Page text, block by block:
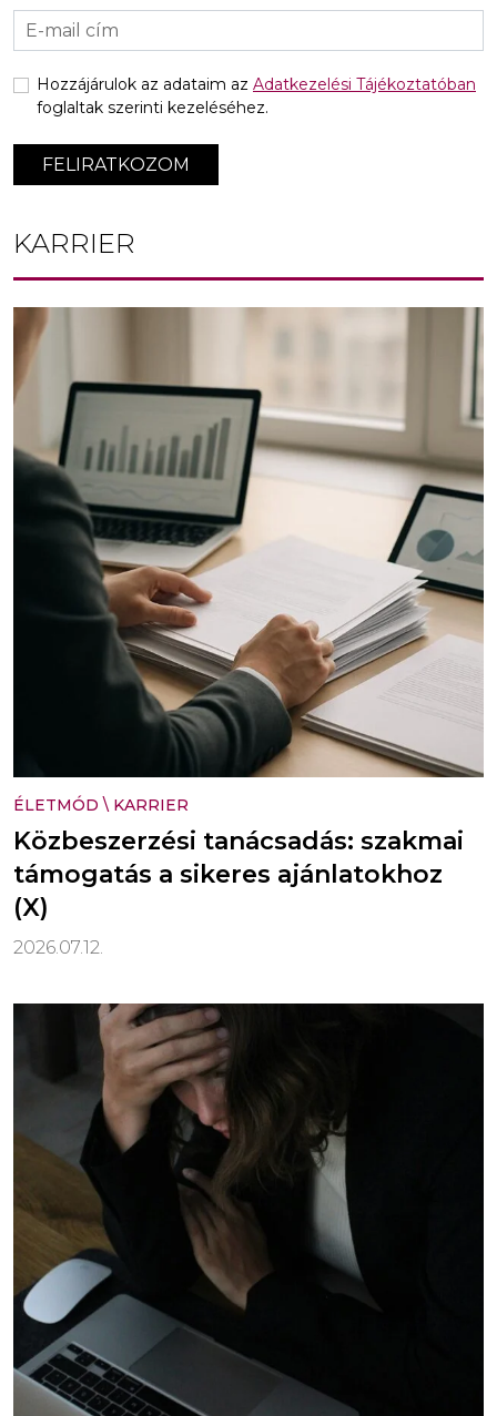
FELIRATKOZOM
Hozzájárulok az adataim az Adatkezelési Tájékoztatóban
foglaltak szerinti kezeléséhez.
KARRIER
ÉLETMÓD \ KARRIER
Közbeszerzési tanácsadás: szakmai
támogatás a sikeres ajánlatokhoz
(X)
2026.07.12.